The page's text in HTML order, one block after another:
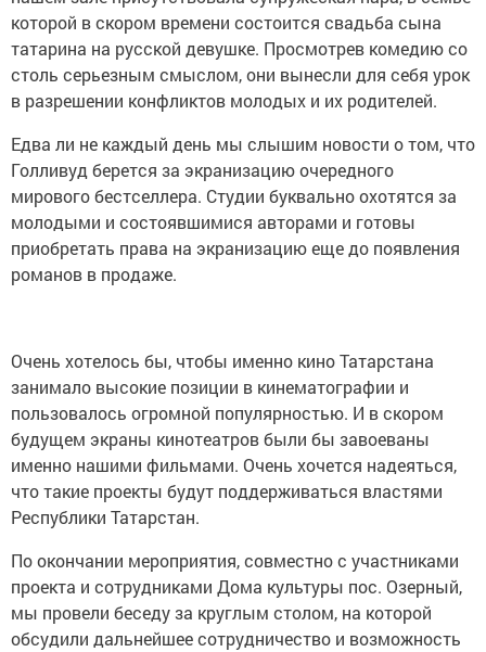
которой в скором времени состоится свадьба сына
татарина на русской девушке. Просмотрев комедию со
столь серьезным смыслом, они вынесли для себя урок
в разрешении конфликтов молодых и их родителей.
Едва ли не каждый день мы слышим новости о том, что
Голливуд берется за экранизацию очередного
мирового бестселлера. Студии буквально охотятся за
молодыми и состоявшимися авторами и готовы
приобретать права на экранизацию еще до появления
романов в продаже.
Очень хотелось бы, чтобы именно кино Татарстана
занимало высокие позиции в кинематографии и
пользовалось огромной популярностью. И в скором
будущем экраны кинотеатров были бы завоеваны
именно нашими фильмами. Очень хочется надеяться,
что такие проекты будут поддерживаться властями
Республики Татарстан.
По окончании мероприятия, совместно с участниками
проекта и сотрудниками Дома культуры пос. Озерный,
мы провели беседу за круглым столом, на которой
обсудили дальнейшее сотрудничество и возможность